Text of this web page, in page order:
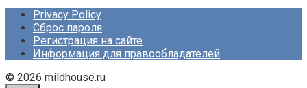
Privacy Policy
Сброс пароля
Регистрация на сайте
Информация для правообладателей
© 2026 mildhouse.ru